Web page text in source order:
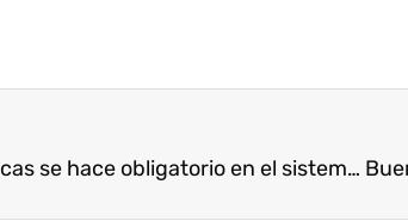
El uso de tapabocas se hace obligatorio en el sistema de transporte público